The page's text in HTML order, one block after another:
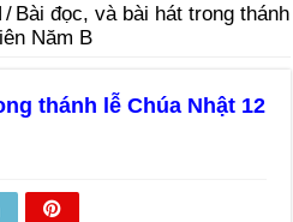
/ Bài đọc, và bài hát trong thánh
Năm B
thánh lễ Chúa Nhật 12